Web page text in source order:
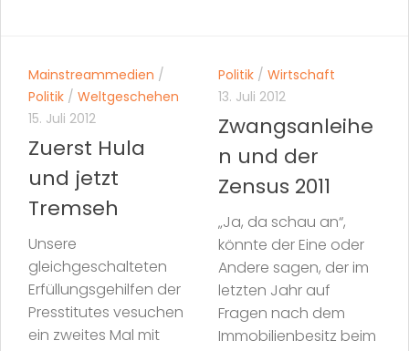
Mainstreammedien /
Politik / Weltgeschehen
15. Juli 2012
Zuerst Hula
und jetzt
Tremseh
Unsere
gleichgeschalteten
Erfüllungsgehilfen der
Presstitutes vesuchen
ein zweites Mal mit
Politik / Wirtschaft
13. Juli 2012
Zwangsanleihe
n und der
Zensus 2011
„Ja, da schau an“,
könnte der Eine oder
Andere sagen, der im
letzten Jahr auf
Fragen nach dem
Immobilienbesitz beim